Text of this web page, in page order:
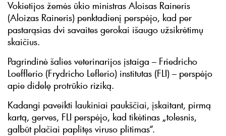
Vokietijos žemės ūkio ministras Aloisas Raineris
(Aloizas Raineris) penktadienį perspėjo, kad per
pastarąsias dvi savaites gerokai išaugo užsikrėtimų
skaičius.
Pagrindinė šalies veterinarijos įstaiga – Friedricho
Loefflerio (Frydricho Leflerio) institutas (FLI) – perspėjo
apie didelę protrūkio riziką.
Kadangi paveikti laukiniai paukščiai, įskaitant, pirmą
kartą, gerves, FLI perspėjo, kad tikėtinas „tolesnis,
galbūt plačiai paplitęs viruso plitimas“.